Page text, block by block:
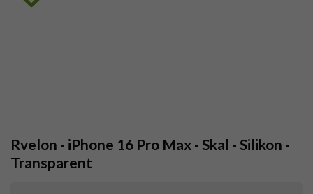
Rvelon - iPhone 16 Pro Max - Skal - Silikon -
Transparent